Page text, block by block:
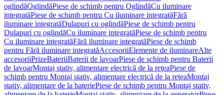
oglindăOglindăPiese de schimb pentru OglindăCu iluminare
integratăPiese de schimb pentru Cu iluminare integratăFără
iluminare integratăDulapuri cu oglindăPiese de schimb pentru
Dulapuri cu oglindăCu iluminare integratăPiese de schimb pentru
Cu iluminare integratăFără iluminare integratăPiese de schimb
pentru Fără iluminare integratăAccesoriiElemente de iluminareAlte
accesoriiPrizeBateriiBaterii de lavoarPiese de schimb pentru Baterii
de lavoarMontaj stativ, alimentare electrică de la reţeaPiese de
schimb pentru Montaj stativ, alimentare electrică de la reţeaMontaj
stativ, alimentare de la bateriePiese de schimb pentru Montaj stativ,